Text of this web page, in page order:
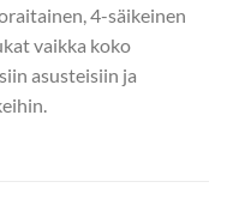
4-säikeinen
vaikka koko
asusteisiin ja